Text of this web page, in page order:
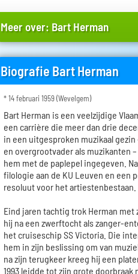
Meer over: Bart Herman
Biografie Bart Herman
* 14 februari 1959 (Wevelgem)
Bart Herman is een veelzijdige
een carrière die meer dan drie
in een uitgesproken muzikaal
en overgrootvader als muzikanten
hem met de paplepel ingegeven.
filologie aan de KU Leuven en een
resoluut voor het artiestenbestaan.
Eind jaren tachtig trok Herman met
hij na een zwerftocht als zanger-
het cruiseschip SS Victoria. Die
hem in zijn beslissing om van
na zijn terugkeer kreeg hij een
1993 leidde tot zijn grote doorbraak